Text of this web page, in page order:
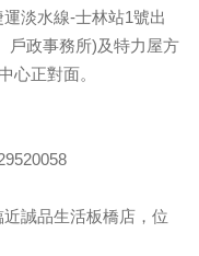
淡水線-士林站1號出
戶政事務所)及特力屋方
心正對面。
誠品生活板橋店，位